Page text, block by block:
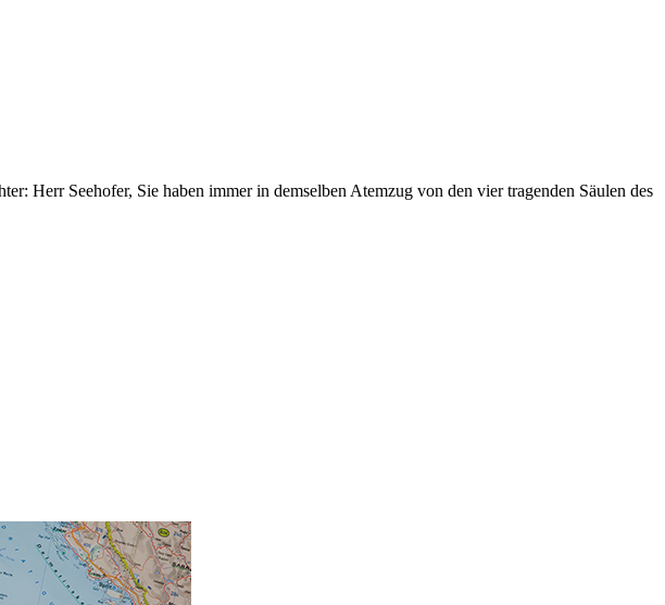
Herr Seehofer, Sie haben immer in demselben Atemzug von den vier tragenden Säulen des